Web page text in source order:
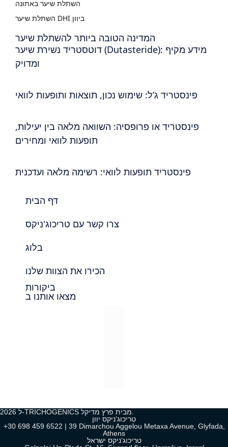
השתלת שיער באתונה
השתלת שיער DHI ביוון
המדינה הטובה ביותר להשתלת שיער
דוטסטריד נשירת שיער (Dutasteride): מידע מקיף
ומדויק
פינסטריד ג’ל: שימוש נכון, תוצאות ותופעות לוואי
פינסטריד או פרופסיה: השוואה מלאה בין יעילות,
תופעות לוואי ומחירים
פינסטריד תופעות לוואי: רשימה מלאה ועדכנית
דף הבית
צרו קשר עם טריכוג’ניקס
בלוג
הכירו את הצוות שלנו
ביקורות
מצאו אותנו ב
טריכוג’ניקס יוון
+30 698 459 6522 | 39 Dimarchou Aggelou Metaxa Avenue, Glyfada,
Athens
טריכוג’ניקס ישראל